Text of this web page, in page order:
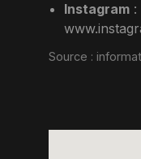
Instagram :
Source :